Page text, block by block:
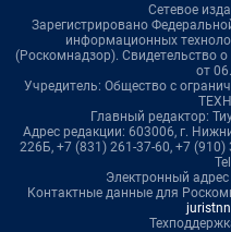
Сетевое
Зарегистрировано
информационных
(Роскомнадзор).
от
Учредитель: Общество с
Главный редактор:
Адрес редакции: 603006, г.
226Б, +7 (831) 261-37-60, +7
Электронный адрес
Контактные данные для